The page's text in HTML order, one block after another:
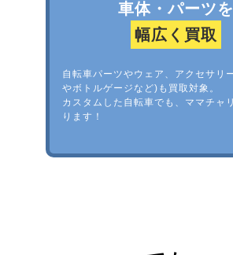
車体・パーツを
幅広く買取
自転車パーツやウェア、アクセサリ
やボトルゲージなど)も買取対象。
カスタムした自転車でも、ママチャ
ります！